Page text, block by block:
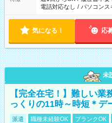
電話対応なし / パソコンス
気になる！ 応
未
【完全在宅！】難しい
っくりの11時～時短＊デ
派遣 職種未経験OK ブランクOK